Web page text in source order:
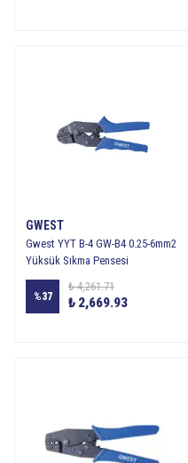
GWEST
Gwest YYT B-4 GW-B4 0.25-6mm2
Yüksük Sıkma Pensesi
%37
₺ 4,261.71
₺ 2,669.93